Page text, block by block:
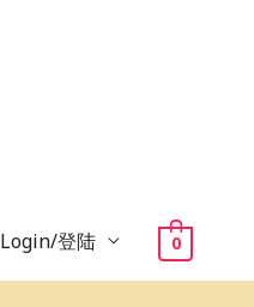
Login/登陆 0